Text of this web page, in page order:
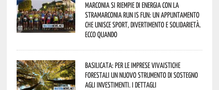
Marconia si riempie di energia con la
StraMarconia Run is Fun: un appuntamento
che unisce sport, divertimento e solidarietà.
Ecco quando
Basilicata: per le imprese vivaistiche
forestali un nuovo strumento di sostegno
agli investimenti. I dettagli